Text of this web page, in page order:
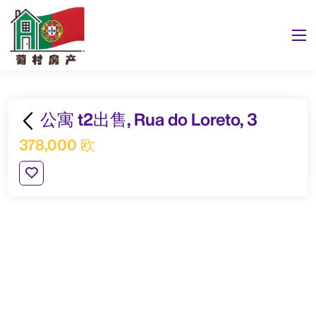
公寓 t2出售, Rua do Loreto, 3
378,000 欧